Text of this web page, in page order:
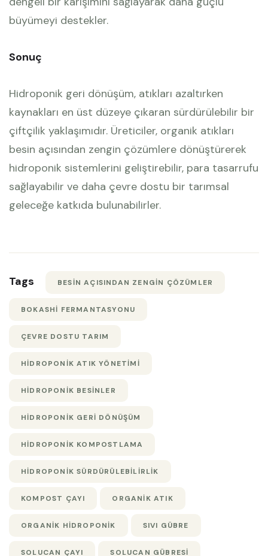
büyümeyi destekler.
Sonuç
Hidroponik geri dönüşüm, atıkları azaltırken
kaynakları en üst düzeye çıkaran sürdürülebilir bir
çiftçilik yaklaşımıdır. Üreticiler, organik atıkları
besin açısından zengin çözümlere dönüştürerek
hidroponik sistemlerini geliştirebilir, para tasarrufu
sağlayabilir ve daha çevre dostu bir tarımsal
geleceğe katkıda bulunabilirler.
Tags BESIN AÇISINDAN ZENGIN ÇÖZÜMLER
BOKASHI FERMANTASYONU
ÇEVRE DOSTU TARIM
HIDROPONIK ATIK YÖNETIMI
HIDROPONIK BESINLER
HIDROPONIK GERI DÖNÜŞÜM
HIDROPONIK KOMPOSTLAMA
HIDROPONIK SÜRDÜRÜLEBILIRLIK
KOMPOST ÇAYI ORGANIK ATIK
ORGANIK HIDROPONIK SIVI GÜBRE
SOLUCAN ÇAYI SOLUCAN GÜBRESI